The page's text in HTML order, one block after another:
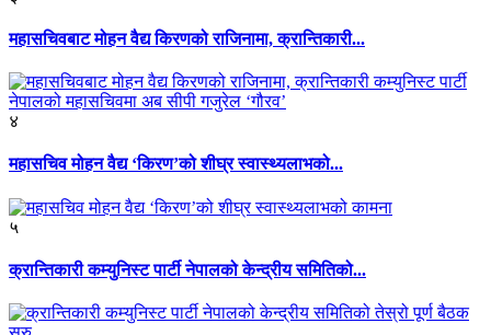
महासचिवबाट मोहन वैद्य किरणको राजिनामा, क्रान्तिकारी...
४
महासचिव मोहन वैद्य ‘किरण’को शीघ्र स्वास्थ्यलाभको...
५
क्रान्तिकारी कम्युनिस्ट पार्टी नेपालको केन्द्रीय समितिको...